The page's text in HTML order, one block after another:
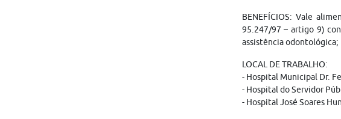
BENEFÍCIOS: Vale
95.247/97 – artigo 9)
assistência odontológica;
LOCAL DE TRABALHO:
- Hospital Municipal Dr.
- Hospital do Servidor
- Hospital José Soares